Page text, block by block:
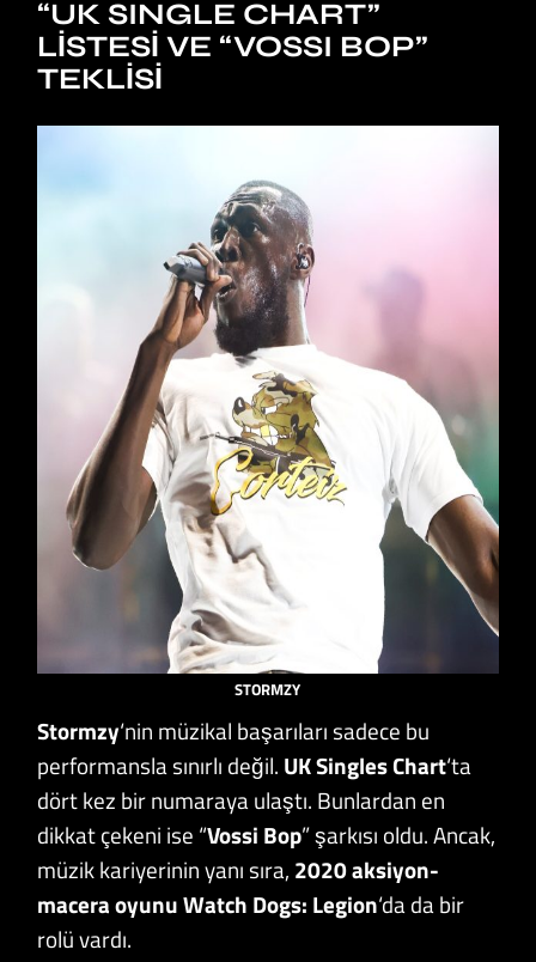
“UK SINGLE CHART”
LISTESI VE “VOSSI BOP”
TEKLISI
STORMZY
Stormzy‘nin müzikal başarıları sadece bu
performansla sınırlı değil. UK Singles Chart‘ta
dört kez bir numaraya ulaştı. Bunlardan en
dikkat çekeni ise “Vossi Bop” şarkısı oldu. Ancak,
müzik kariyerinin yanı sıra, 2020 aksiyon-
macera oyunuWatch Dogs: Legion‘da da bir
rolü vardı.